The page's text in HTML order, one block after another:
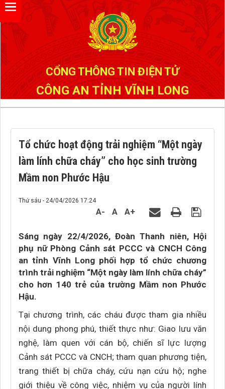
CỔNG THÔNG TIN ĐIỆN TỬ
CÔNG AN TỈNH VĨNH LONG
Tổ chức hoạt động trải nghiệm “Một ngày
làm lính chữa cháy” cho học sinh trường
Mầm non Phước Hậu
Thứ sáu - 24/04/2026 17:24
A- A A+
Sáng ngày 22/4/2026, Đoàn Thanh niên, Hội
phụ nữ Phòng Cảnh sát PCCC và CNCH Công
an tỉnh Vĩnh Long phối hợp tổ chức chương
trình trải nghiệm “Một ngày làm lính chữa cháy”
cho hơn 140 trẻ của trường Mầm non Phước
Hậu.
Tại chương trình, các cháu được tham gia nhiều
nội dung phong phú, thiết thực như: Giao lưu văn
nghệ, làm quen với cán bộ, chiến sĩ lực lượng
Cảnh sát PCCC và CNCH; tham quan phương tiện,
trang thiết bị chữa cháy, cứu nạn cứu hộ; nghe
giới thiệu về công việc, nhiệm vụ của người lính